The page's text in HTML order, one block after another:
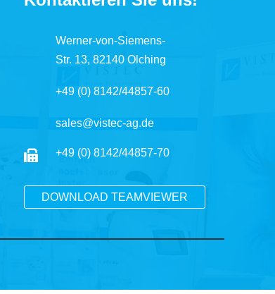
Werner-von-Siemens-
Str. 13, 82140 Olching
+49 (0) 8142/44857-60
sales@vistec-ag.de
+49 (0) 8142/44857-70
DOWNLOAD TEAMVIEWER